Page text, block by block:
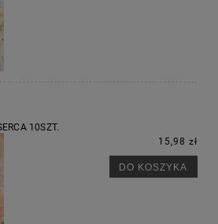
10SZT.
15,98 zł
DO KOSZYKA